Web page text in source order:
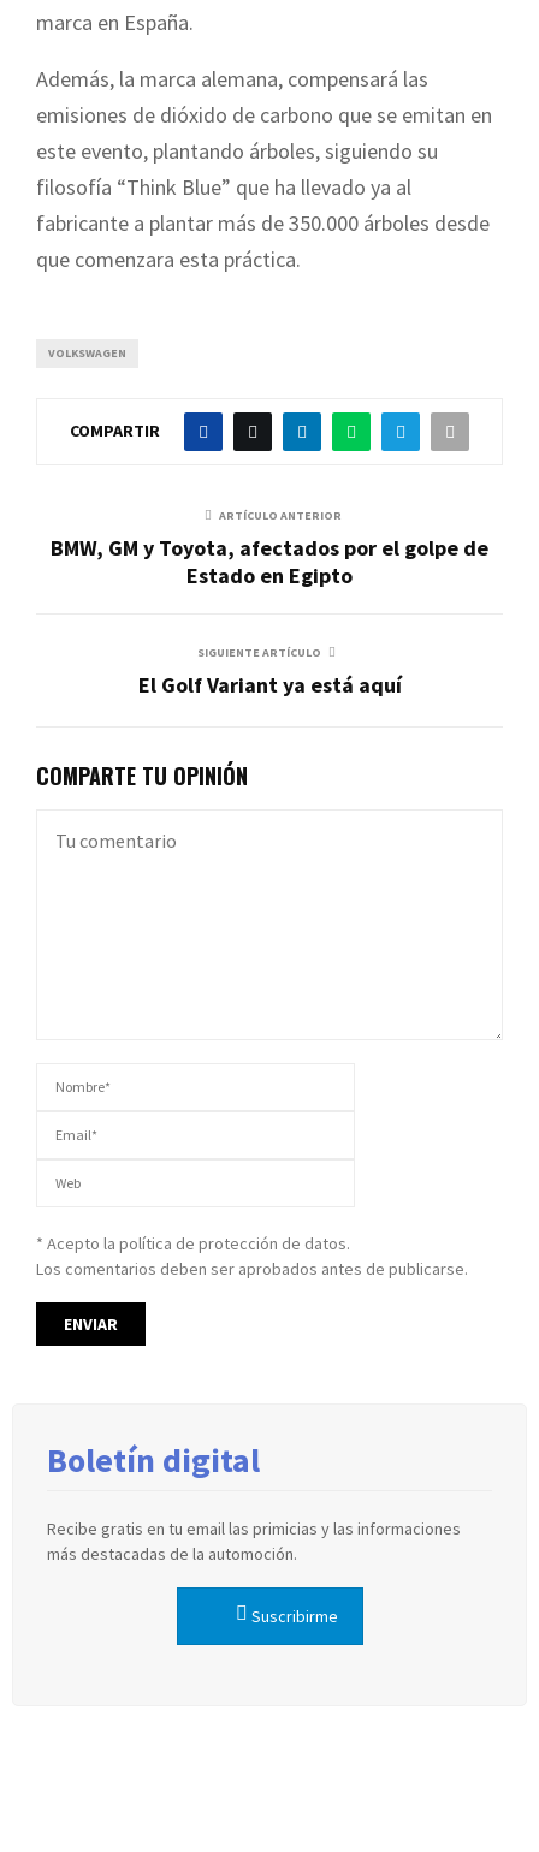
marca en España.
Además, la marca alemana, compensará las
emisiones de dióxido de carbono que se emitan en
este evento, plantando árboles, siguiendo su
filosofía “Think Blue” que ha llevado ya al
fabricante a plantar más de 350.000 árboles desde
que comenzara esta práctica.
VOLKSWAGEN
COMPARTIR
ARTÍCULO ANTERIOR
BMW, GM y Toyota, afectados por el golpe de
Estado en Egipto
SIGUIENTE ARTÍCULO
El Golf Variant ya está aquí
COMPARTE TU OPINIÓN
* Acepto la política de protección de datos.
Los comentarios deben ser aprobados antes de publicarse.
Boletín digital
Recibe gratis en tu email las primicias y las informaciones
más destacadas de la automoción.
Suscribirme